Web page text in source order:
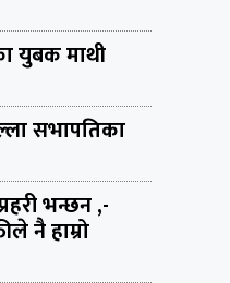
युबक माथी
सभापतिका
भन्छन ,-
नै हाम्रो